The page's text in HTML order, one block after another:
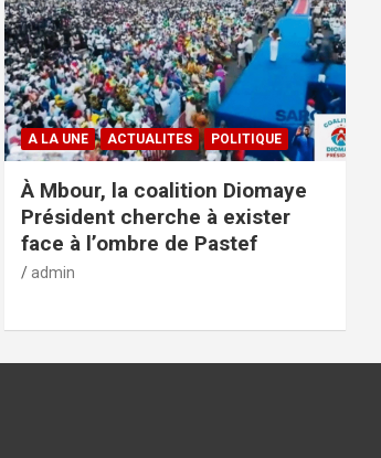
A LA UNE ACTUALITES POLITIQUE
À Mbour, la coalition Diomaye
Président cherche à exister
face à l’ombre de Pastef
admin